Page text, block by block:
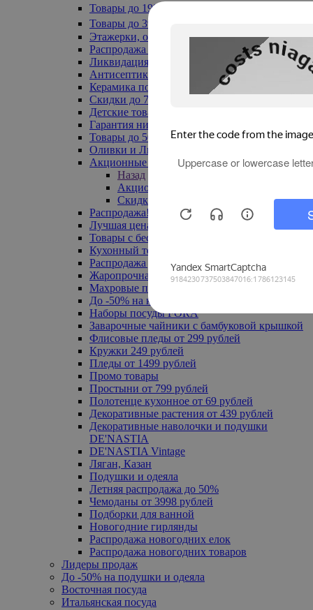
Товары до 199₽
Товары до 399₽
Этажерки, обувницы
Распродажа текстиля до -50%
Ликвидация до -70%
Антисептики
Керамика по 129 руб
Скидки до 70%
Детские товары
Гарантия низкой цены
Товары до 500 руб
Оливки и Лимоны
Акционные товары
Назад
Акционные товары
Скидка 20% по промокоду
Распродажа! Ульяновск до -70%
Лучшая цена
Товары с бесплатной доставкой
Кухонный текстиль
Распродажа до -50%
Жаропрочная посуда
Махровые полотенца
До -50% на ковры
Наборы посуды FORA
Заварочные чайники с бамбуковой крышкой
Флисовые пледы от 299 рублей
Кружки 249 рублей
Пледы от 1499 рублей
Промо товары
Простыни от 799 рублей
Полотенце кухонное от 69 рублей
Декоративные растения от 439 рублей
Декоративные наволочки и подушки
DE'NASTIA
DE'NASTIA Vintage
Ляган, Казан
Подушки и одеяла
Летняя распродажа до 50%
Чемоданы от 3998 рублей
Подборки для ванной
Новогодние гирлянды
Распродажа новогодних елок
Распродажа новогодних товаров
Лидеры продаж
До -50% на подушки и одеяла
Восточная посуда
Итальянская посуда